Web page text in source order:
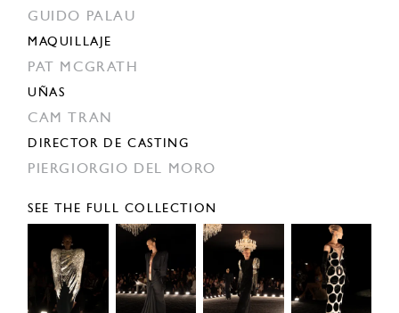
GUIDO PALAU
MAQUILLAJE
PAT MCGRATH
UÑAS
CAM TRAN
DIRECTOR DE CASTING
PIERGIORGIO DEL MORO
SEE THE FULL COLLECTION